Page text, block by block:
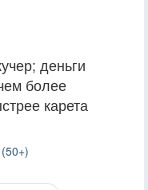
деньги
более
карета